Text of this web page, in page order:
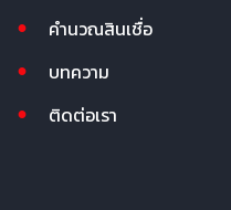
คำนวณสินเชื่อ
บทความ
ติดต่อเรา